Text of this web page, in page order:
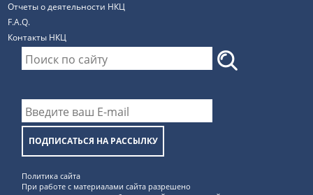
Отчеты о деятельности НКЦ
F.A.Q.
Контакты НКЦ
ПОДПИСАТЬСЯ НА РАССЫЛКУ
Политика сайта
При работе с материалами сайта разрешено